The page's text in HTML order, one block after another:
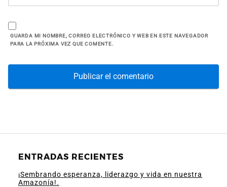
GUARDA MI NOMBRE, CORREO ELECTRÓNICO Y WEB EN ESTE NAVEGADOR
PARA LA PRÓXIMA VEZ QUE COMENTE.
ENTRADAS RECIENTES
¡Sembrando esperanza, liderazgo y vida en nuestra
Amazonía!.